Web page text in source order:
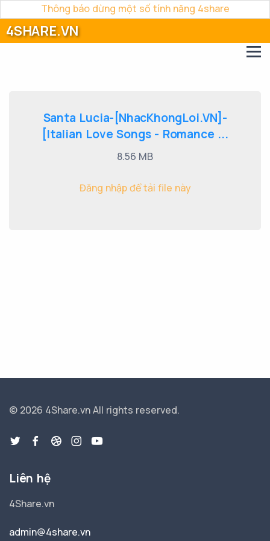
Thông báo dừng một số tính năng 4share
4SHARE.VN
Santa Lucia-[NhacKhongLoi.VN]-
[Italian Love Songs - Romance ...
8.56 MB
Đăng nhập để tải file này
© 2026 4Share.vnAll rights reserved.
Liên hệ
4Share.vn
admin@4share.vn